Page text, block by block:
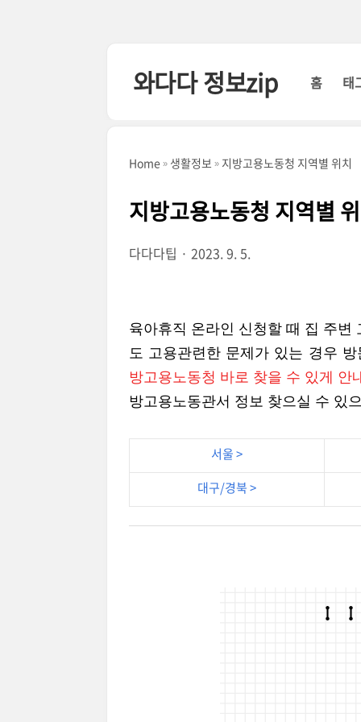
와다다 정보zip 홈 태
Home 생활정보 지방고용노동청 지역별 위치
지방고용노동청 지역별
다다다팁 2023. 9. 5.
육아휴직 온라인 신청할 때 집 주변
도 고용관련한 문제가 있는 경우
방고용노동청 바로 찾을 수 있게 안
방고용노동관서 정보 찾으실 수 있
서울 >
대구/경북 >